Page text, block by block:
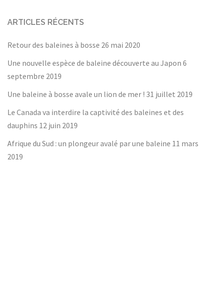
ARTICLES RÉCENTS
Retour des baleines à bosse 26 mai 2020
Une nouvelle espèce de baleine découverte au Japon 6
septembre 2019
Une baleine à bosse avale un lion de mer ! 31 juillet 2019
Le Canada va interdire la captivité des baleines et des
dauphins 12 juin 2019
Afrique du Sud : un plongeur avalé par une baleine 11 mars
2019